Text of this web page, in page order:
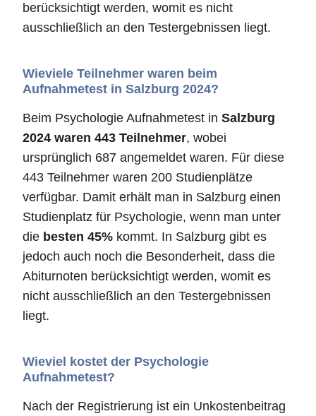
berücksichtigt werden, womit es nicht
ausschließlich an den Testergebnissen liegt.
Wieviele Teilnehmer waren beim
Aufnahmetest in Salzburg 2024?
Beim Psychologie Aufnahmetest in Salzburg
2024 waren 443 Teilnehmer, wobei
ursprünglich 687 angemeldet waren. Für diese
443 Teilnehmer waren 200 Studienplätze
verfügbar. Damit erhält man in Salzburg einen
Studienplatz für Psychologie, wenn man unter
die besten 45% kommt. In Salzburg gibt es
jedoch auch noch die Besonderheit, dass die
Abiturnoten berücksichtigt werden, womit es
nicht ausschließlich an den Testergebnissen
liegt.
Wieviel kostet der Psychologie
Aufnahmetest?
Nach der Registrierung ist ein Unkostenbeitrag